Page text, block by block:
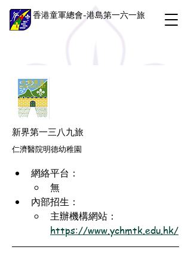
香港童軍總會-港島第一六一旅
新界第一三八九旅
仁濟醫院明德幼稚園
網絡平台：
無
內部招生：
主辦機構網站：
https://www.ychmtk.edu.hk/